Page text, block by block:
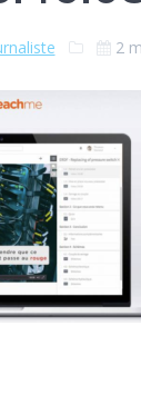
2